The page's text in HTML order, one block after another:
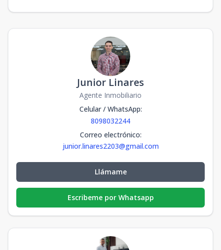
Junior Linares
Agente Inmobiliario
Celular / WhatsApp:
8098032244
Correo electrónico:
junior.linares2203@gmail.com
Llámame
Escribeme por Whatsapp